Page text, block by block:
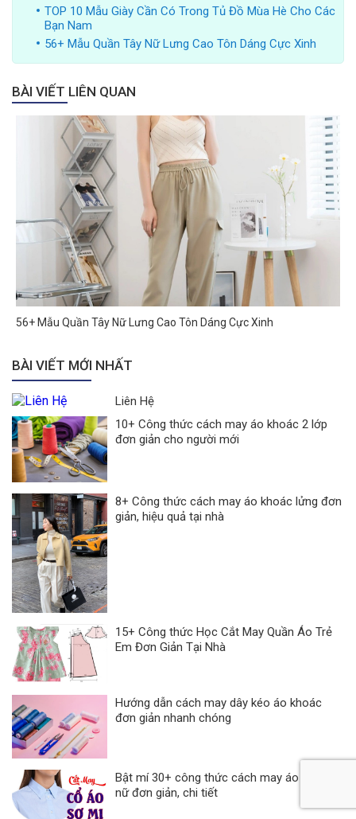
TOP 10 Mẫu Giày Cần Có Trong Tủ Đồ Mùa Hè Cho Các
Bạn Nam
56+ Mẫu Quần Tây Nữ Lưng Cao Tôn Dáng Cực Xinh
BÀI VIẾT LIÊN QUAN
56+ Mẫu Quần Tây Nữ Lưng Cao Tôn Dáng Cực Xinh
BÀI VIẾT MỚI NHẤT
Liên Hệ
10+ Công thức cách may áo khoác 2 lớp
đơn giản cho người mới
8+ Công thức cách may áo khoác lửng đơn
giản, hiệu quả tại nhà
15+ Công thức Học Cắt May Quần Áo Trẻ
Em Đơn Giản Tại Nhà
Hướng dẫn cách may dây kéo áo khoác
đơn giản nhanh chóng
Bật mí 30+ công thức cách may áo sơ mi
nữ đơn giản, chi tiết